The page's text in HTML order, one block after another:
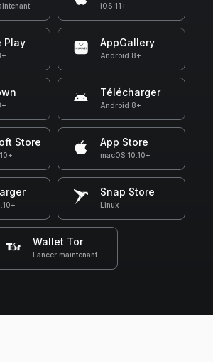
iOS 11+
Play AppGallery
Android 8+
Télécharger
Android 8+
Store App Store
macOS 10.10+
Snap Store
Linux
Wallet Tor
Lancer maintenant